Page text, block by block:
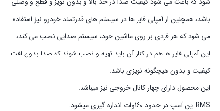
باشد، همچنین از آمپلی فایر ها در سیستم های قدرتمند خودرو نیز استفاده
می شود که هر فردی بر روی ماشین خود، سیستم صدایی نصب می کند،
این آمپلی فایر ها هم در کنار آن باید تهیه و نصب شوند که صدا بدون افت
کیفیت و بدون هیچگونه نویزی باشد.
این محصول دارای چهار کانال خروجی نیز میباشد.
RMS این آمپ در حدود 160وات اندازه گیری میشود.